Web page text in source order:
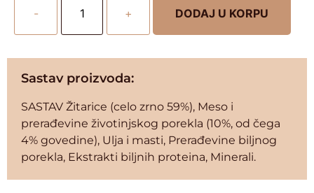
- + DODAJ U KORPU
Sastav proizvoda:
SASTAV Žitarice (celo zrno 59%), Meso i
prerađevine životinjskog porekla (10%, od čega
4% govedine), Ulja i masti, Prerađevine biljnog
porekla, Ekstrakti biljnih proteina, Minerali.